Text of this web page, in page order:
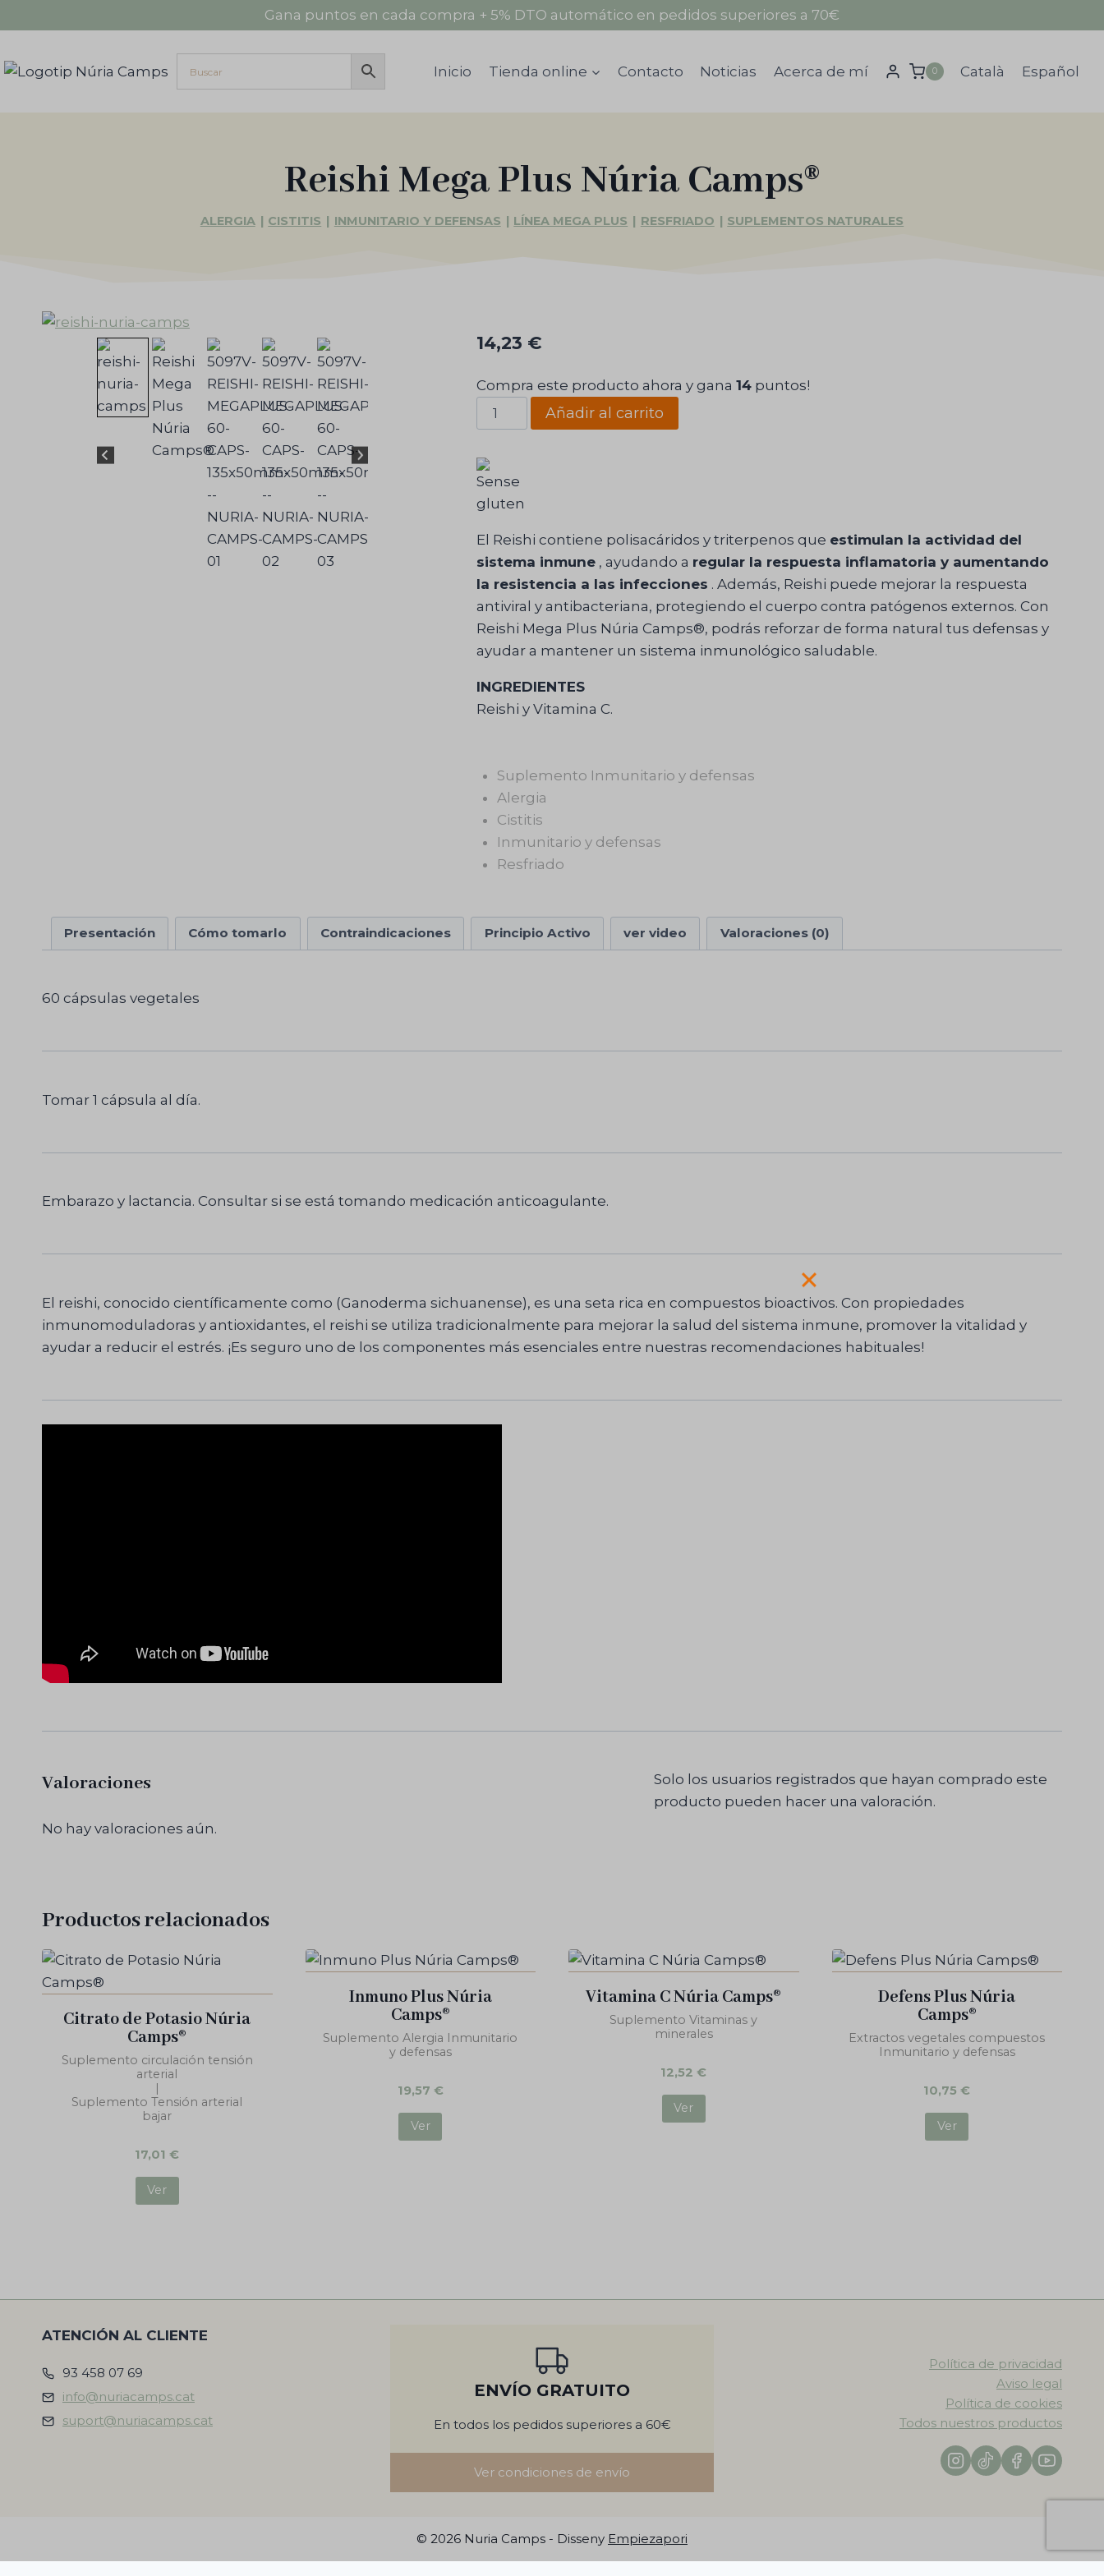
al
Gana puntos en cada compra + 5% DTO automático en pedidos superiores a 70€
Inicio Tienda online Contacto Noticias Acerca de mí 0 Català Español
Reishi Mega Plus Núria Camps®
ALERGIA | CISTITIS | INMUNITARIO Y DEFENSAS | LÍNEA MEGA PLUS | RESFRIADO | SUPLEMENTOS NATURALES
14,23 €
Compra este producto ahora y gana 14puntos!
Reishi
Mega
Núria
Camps®
Añadir al carrito
El Reishi contiene polisacáridos y triterpenos que estimulan la actividad del
sistema inmune, ayudando a regular la respuesta inflamatoria y aumentando
la resistencia a las infecciones . Además, Reishi puede mejorar la respuesta
antiviral y antibacteriana, protegiendo el cuerpo contra patógenos externos. Con
Reishi Mega Plus Núria Camps®, podrás reforzar de forma natural tus defensas y
ayudar a mantener un sistema inmunológico saludable.
INGREDIENTES
Reishi y Vitamina C.
Suplemento Inmunitario y defensas
Alergia
Cistitis
Inmunitario y defensas
Resfriado
Presentación Cómo tomarlo Contraindicaciones Principio Activo ver video Valoraciones (0)
60 cápsulas vegetales
Tomar 1 cápsula al día.
Embarazo y lactancia. Consultar si se está tomando medicación anticoagulante.
El reishi, conocido científicamente como (Ganoderma sichuanense), es una seta rica en compuestos bioactivos. Con propiedades
inmunomoduladoras y antioxidantes, el reishi se utiliza tradicionalmente para mejorar la salud del sistema inmune, promover la vitalidad y
ayudar a reducir el estrés. ¡Es seguro uno de los componentes más esenciales entre nuestras recomendaciones habituales!
Valoraciones
No hay valoraciones aún.
Solo los usuarios registrados que hayan comprado este
producto pueden hacer una valoración.
Productos relacionados
Citrato de Potasio Núria
Camps®
Suplemento circulación tensión
arterial
|
Suplemento Tensión arterial
bajar
17,01€
Ver
Inmuno Plus Núria
Camps®
Suplemento Alergia Inmunitario
y defensas
19,57 €
Ver
Vitamina C Núria Camps®
Suplemento Vitaminas y
minerales
12,52€
Ver
Defens Plus Núria
Camps®
Extractos vegetales compuestos
Inmunitario y defensas
10,75€
Ver
ATENCIÓN AL CLIENTE
93 458 07 69
info@nuriacamps.cat
suport@nuriacamps.cat
ENVÍO GRATUITO
En todos los pedidos superiores a 60€
Ver condiciones de envío
Política de privacidad
Aviso legal
Política de cookies
Todos nuestros productos
© 2026 Nuria Camps - Disseny Empiezapori